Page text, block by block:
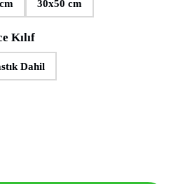
30x50 cm
Kılıf
Dahil